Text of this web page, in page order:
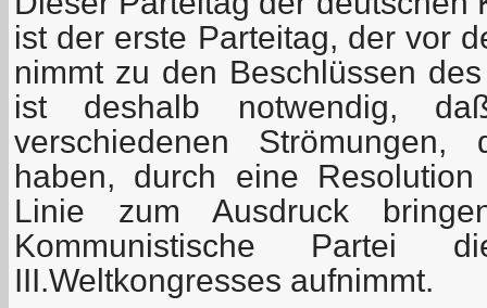
ist der erste Parteitag, der vor
nimmt zu den Beschlüssen
ist deshalb notwendig,
verschiedenen
haben, durch eine
Linie zum Ausdruck
Kommunistische Partei
III.Weltkongresses aufnimmt.